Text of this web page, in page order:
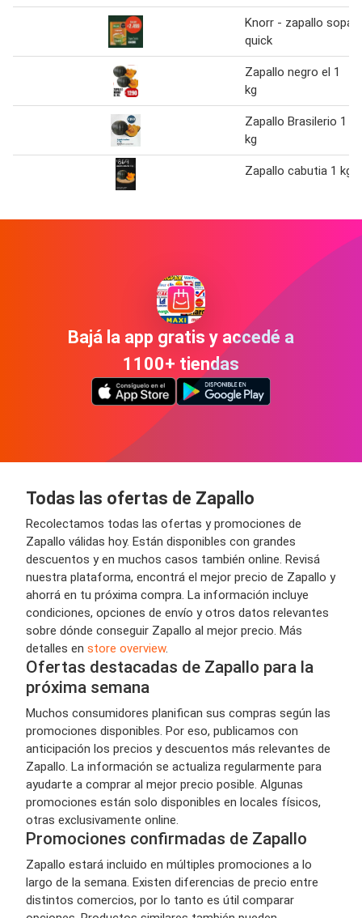
Knorr - zapallo sopa
quick
Zapallo negro el 1
kg
Zapallo Brasilerio 1
kg
Zapallo cabutia 1 kg
Bajá la app gratis y accedé a
1100+ tiendas
Todas las ofertas de Zapallo
Recolectamos todas las ofertas y promociones de
Zapallo válidas hoy. Están disponibles con grandes
descuentos y en muchos casos también online. Revisá
nuestra plataforma, encontrá el mejor precio de Zapallo y
ahorrá en tu próxima compra. La información incluye
condiciones, opciones de envío y otros datos relevantes
sobre dónde conseguir Zapallo al mejor precio. Más
detalles en store overview.
Ofertas destacadas de Zapallo para la
próxima semana
Muchos consumidores planifican sus compras según las
promociones disponibles. Por eso, publicamos con
anticipación los precios y descuentos más relevantes de
Zapallo. La información se actualiza regularmente para
ayudarte a comprar al mejor precio posible. Algunas
promociones están solo disponibles en locales físicos,
otras exclusivamente online.
Promociones confirmadas de Zapallo
Zapallo estará incluido en múltiples promociones a lo
largo de la semana. Existen diferencias de precio entre
distintos comercios, por lo tanto es útil comparar